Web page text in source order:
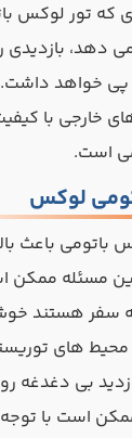
تور لوکس
دهد، بازدیدی
پی خواهد داشت.
خارجی با
است.
لوکس
باعث
مسئله ممکن
سفر هستند
های
بی دغدغه
است با توجه